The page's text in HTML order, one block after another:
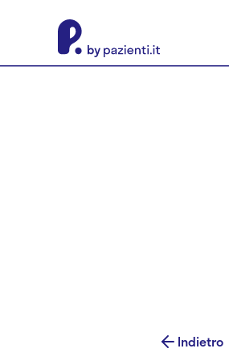
Indietro